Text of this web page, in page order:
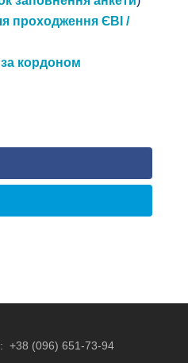
проходження ЄВІ /
кордоном
+38 (096) 651-73-94